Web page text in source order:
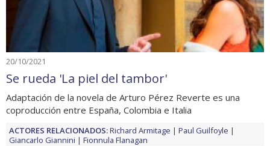
20/10/2021
Se rueda 'La piel del tambor'
Adaptación de la novela de Arturo Pérez Reverte es una
coproducción entre España, Colombia e Italia
ACTORES RELACIONADOS:Richard Armitage
Paul Guilfoyle
Giancarlo Giannini
Fionnula Flanagan